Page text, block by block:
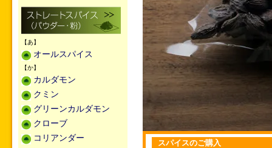
スパイスのご購入
【あ】
オールスパイス
【か】
カルダモン
クミン
グリーンカルダモン
クローブ
コリアンダー